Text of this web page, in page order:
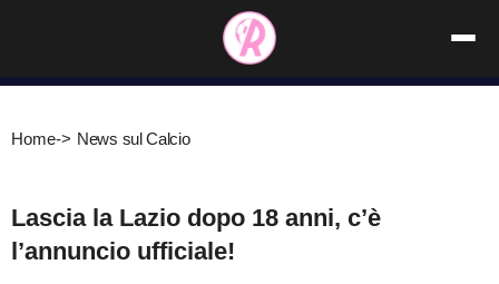
contenuto
Home-> News sul Calcio
Lascia la Lazio dopo 18 anni, c’è
l’annuncio ufficiale!